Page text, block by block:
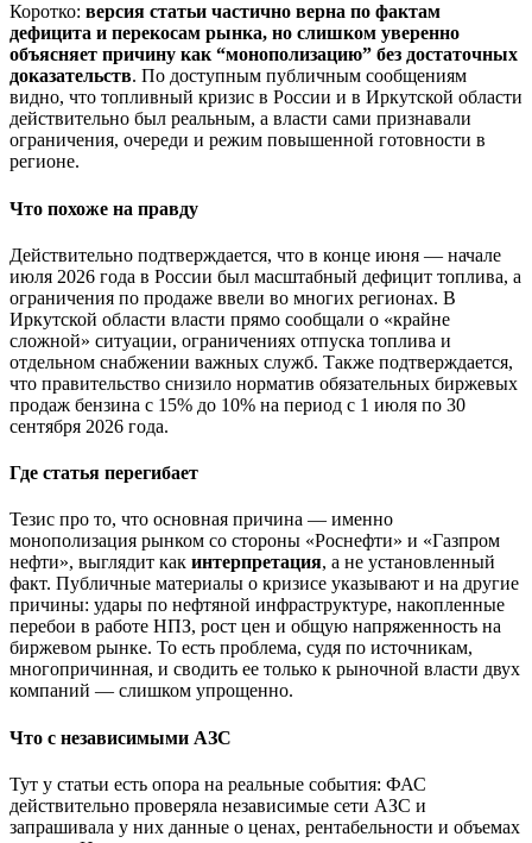
Коротко: версия статьи частично верна по фактам
дефицита и перекосам рынка, но слишком уверенно
объясняет причину как “монополизацию” без достаточных
доказательств. По доступным публичным сообщениям
видно, что топливный кризис в России и в Иркутской области
действительно был реальным, а власти сами признавали
ограничения, очереди и режим повышенной готовности в
регионе.
Что похоже на правду
Действительно подтверждается, что в конце июня — начале
июля 2026 года в России был масштабный дефицит топлива, а
ограничения по продаже ввели во многих регионах. В
Иркутской области власти прямо сообщали о «крайне
сложной» ситуации, ограничениях отпуска топлива и
отдельном снабжении важных служб. Также подтверждается,
что правительство снизило норматив обязательных биржевых
продаж бензина с 15% до 10% на период с 1 июля по 30
сентября 2026 года.
Где статья перегибает
Тезис про то, что основная причина — именно
монополизация рынком со стороны «Роснефти» и «Газпром
нефти», выглядит как интерпретация, а не установленный
факт. Публичные материалы о кризисе указывают и на другие
причины: удары по нефтяной инфраструктуре, накопленные
перебои в работе НПЗ, рост цен и общую напряженность на
биржевом рынке. То есть проблема, судя по источникам,
многопричинная, и сводить ее только к рыночной власти двух
компаний — слишком упрощенно.
Что с независимыми АЗС
Тут у статьи есть опора на реальные события: ФАС
действительно проверяла независимые сети АЗС и
запрашивала у них данные о ценах, рентабельности и объемах